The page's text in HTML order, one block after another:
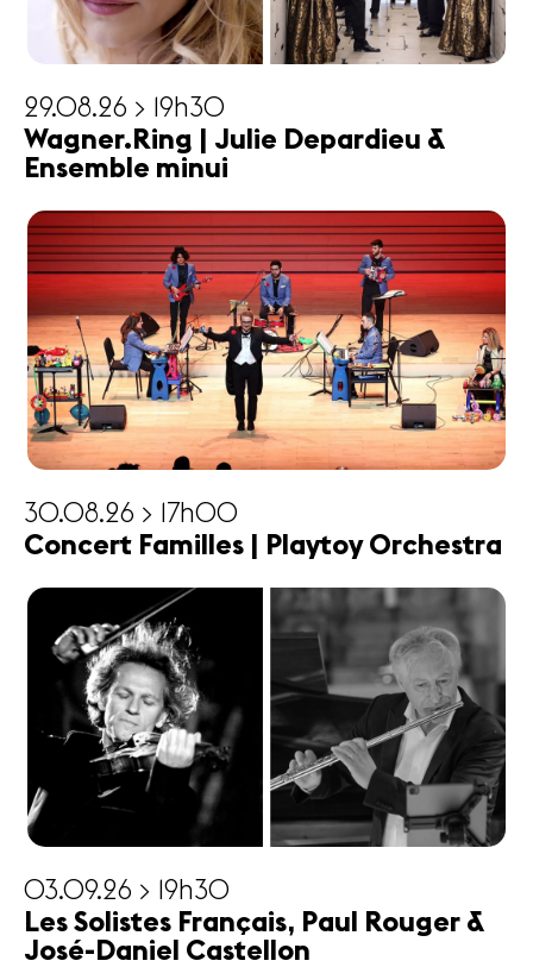
29.08.26 > 19h30
Wagner.Ring | Julie Depardieu &
Ensemble minui
30.08.26 > 17h00
Concert Familles | Playtoy Orchestra
03.09.26 > 19h30
Les Solistes Français, Paul Rouger &
José-Daniel Castellon